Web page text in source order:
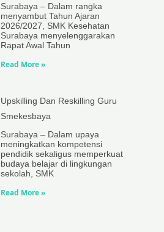
Surabaya – Dalam rangka
menyambut Tahun Ajaran
2026/2027, SMK Kesehatan
Surabaya menyelenggarakan
Rapat Awal Tahun
Read More »
Upskilling Dan Reskilling Guru
Smekesbaya
Surabaya – Dalam upaya
meningkatkan kompetensi
pendidik sekaligus memperkuat
budaya belajar di lingkungan
sekolah, SMK
Read More »